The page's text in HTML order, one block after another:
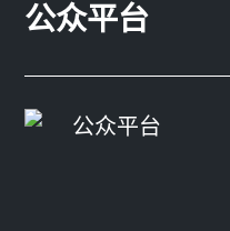
公众平台